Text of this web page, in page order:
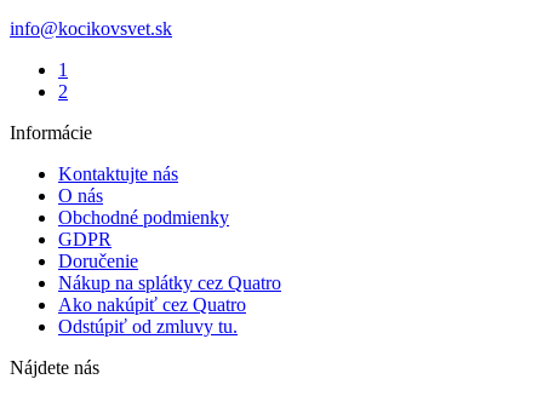
info@kocikovsvet.sk
1
2
Informácie
Kontaktujte nás
O nás
Obchodné podmienky
GDPR
Doručenie
Nákup na splátky cez Quatro
Ako nakúpiť cez Quatro
Odstúpiť od zmluvy tu.
Nájdete nás